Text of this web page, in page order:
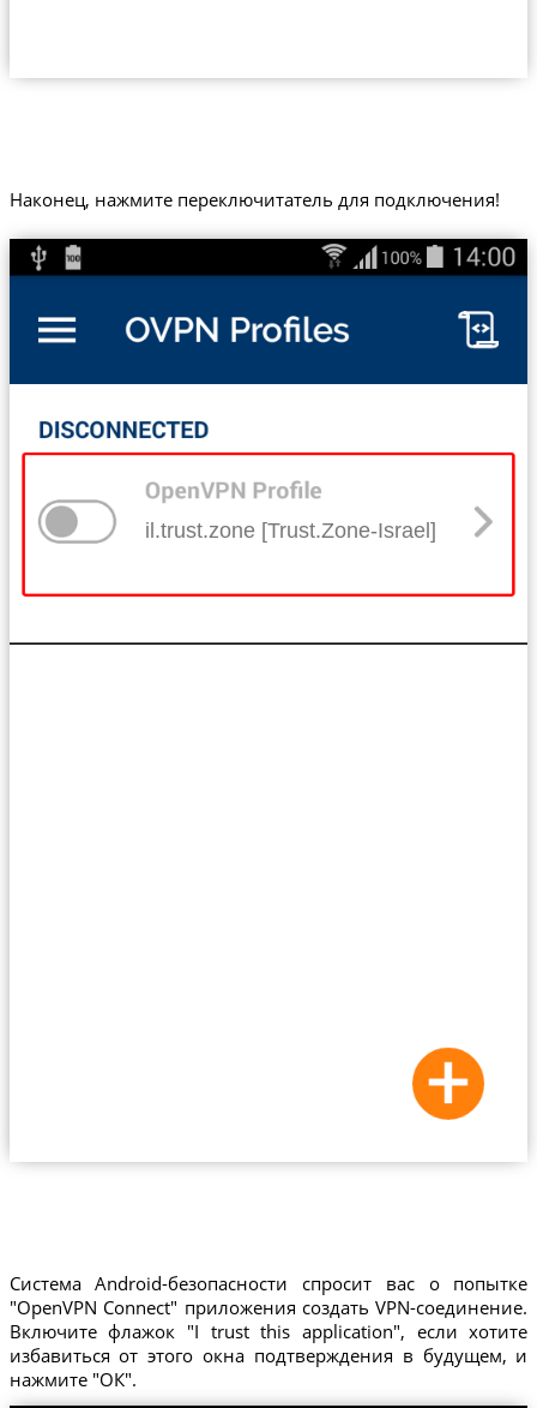
Наконец, нажмите переключитатель для подключения!
il.trust.zone [Trust.Zone-Israel]
Система Android-безопасности спросит вас о попытке
"OpenVPN Connect" приложения создать VPN-соединение.
Включите флажок "I trust this application", если хотите
избавиться от этого окна подтверждения в будущем, и
нажмите "ОК".